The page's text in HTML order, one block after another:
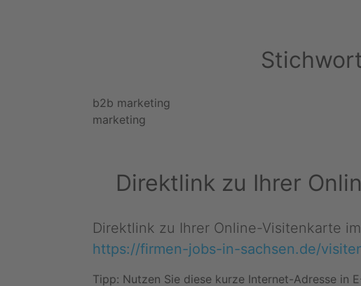
b2b marketing
marketing
Direktlink zu Ihrer
Direktlink zu Ihrer Online-Visitenkarte
https://firmen-jobs-in-sachsen.de/
Tipp: Nutzen Sie diese kurze Internet-Adresse in